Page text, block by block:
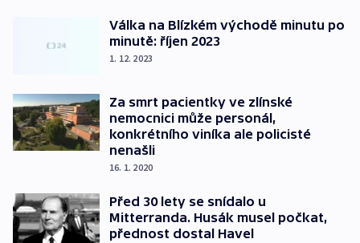
Válka na Blízkém východě minutu po
minutě: říjen 2023
1. 12. 2023
Za smrt pacientky ve zlínské
nemocnici může personál,
konkrétního viníka ale policisté
nenašli
16. 1. 2020
Před 30 lety se snídalo u
Mitterranda. Husák musel počkat,
přednost dostal Havel